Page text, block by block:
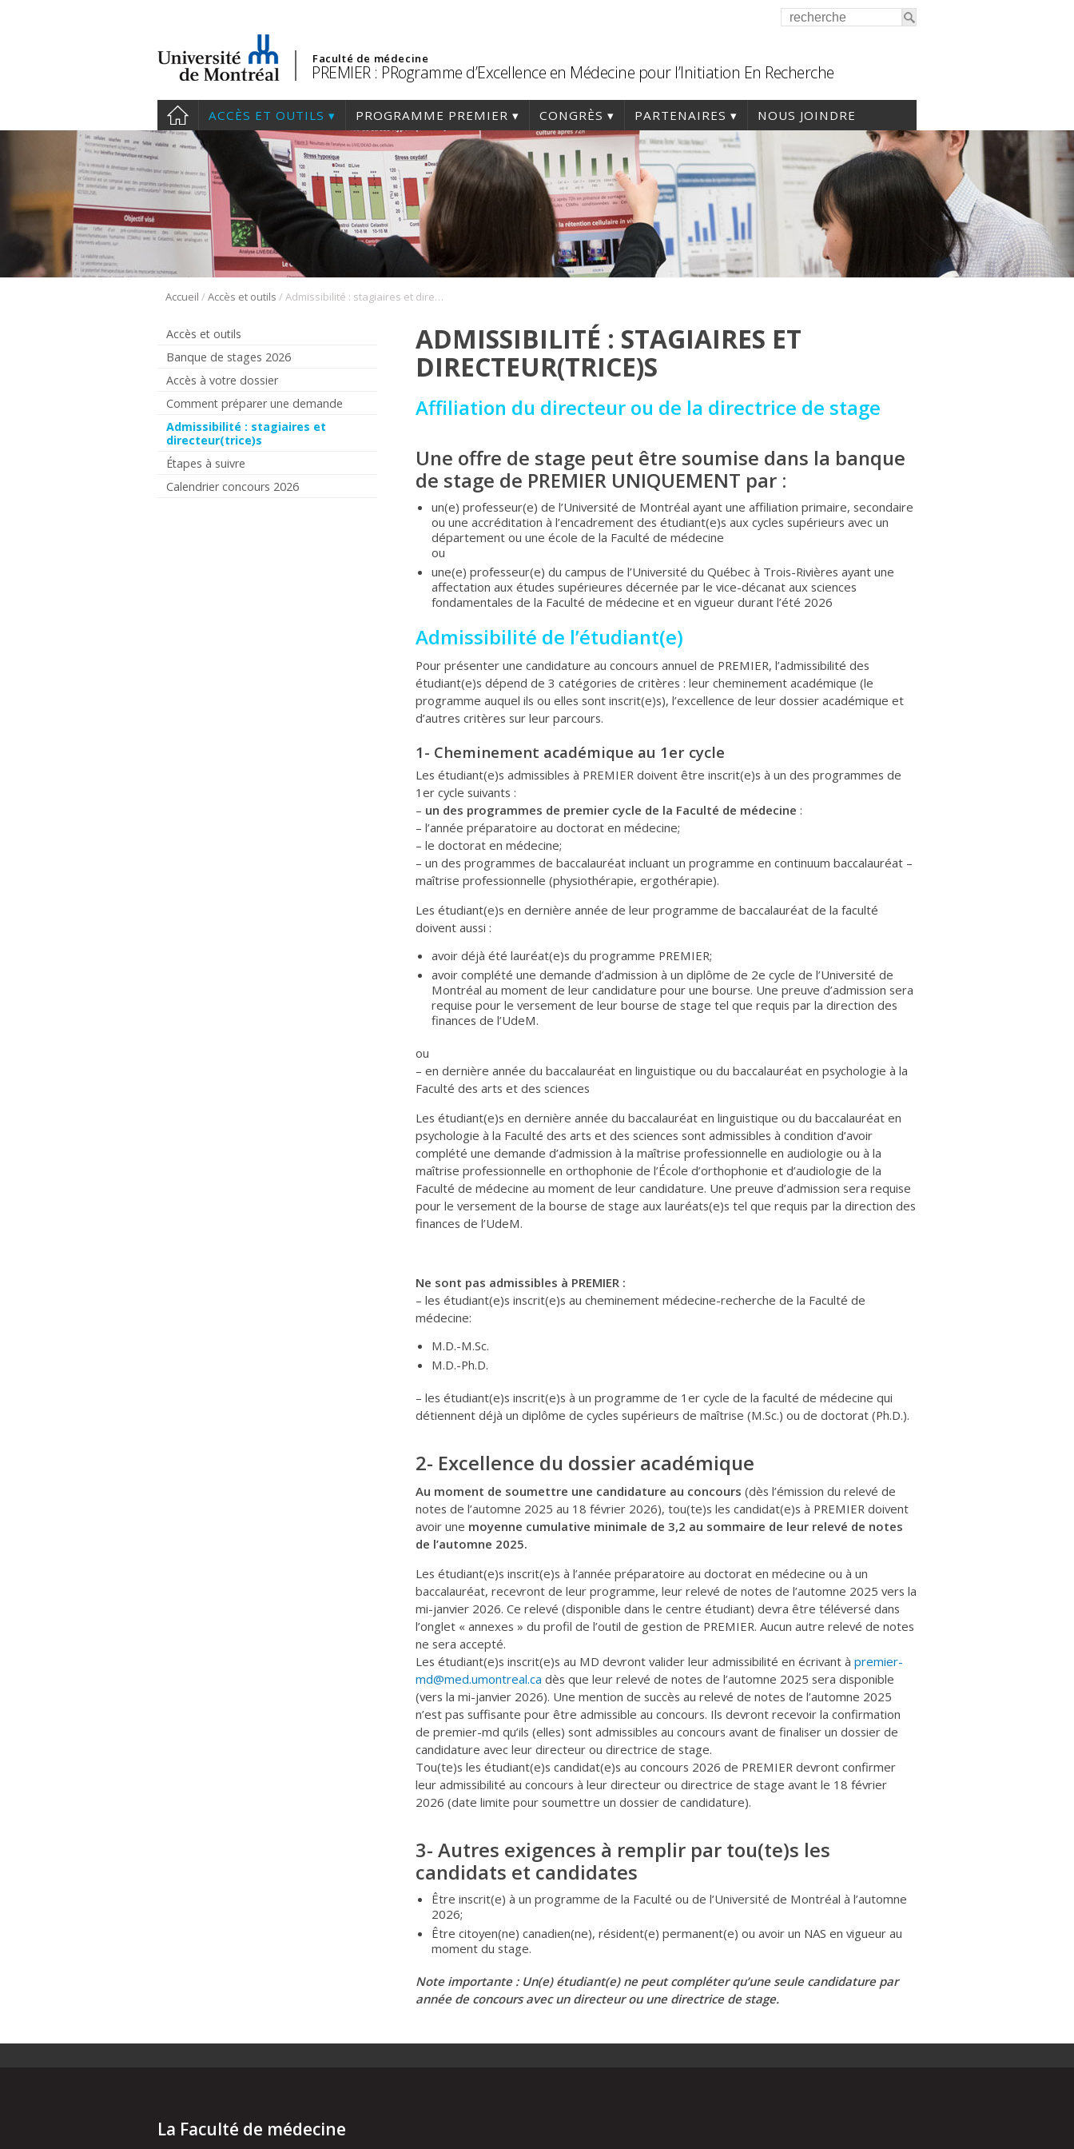
Faculté de médecine
PREMIER : PRogramme d’Excellence en Médecine pour l’Initiation En Recherche
ACCÈS ET OUTILS PROGRAMME PREMIER CONGRÈS PARTENAIRES NOUS JOINDRE
Accueil /Accès et outils / Admissibilité : stagiaires et directeur(trice)s
Accès et outils
Banque de stages 2026
Accès à votre dossier
Comment préparer une demande
Admissibilité : stagiaires et
directeur(trice)s
Étapes à suivre
Calendrier concours 2026
ADMISSIBILITÉ : STAGIAIRES ET
DIRECTEUR(TRICE)S
Affiliation du directeur ou de la directrice de stage
Une offre de stage peut être soumise dans la banque
de stage de PREMIER UNIQUEMENT par :
un(e) professeur(e) de l’Université de Montréal ayant une affiliation primaire, secondaire
ou une accréditation à l’encadrement des étudiant(e)s aux cycles supérieurs avec un
département ou une école de la Faculté de médecine
ou
une(e) professeur(e) du campus de l’Université du Québec à Trois-Rivières ayant une
affectation aux études supérieures décernée par le vice-décanat aux sciences
fondamentales de la Faculté de médecine et en vigueur durant l’été 2026
Admissibilité de l’étudiant(e)
Pour présenter une candidature au concours annuel de PREMIER, l’admissibilité des
étudiant(e)s dépend de 3 catégories de critères : leur cheminement académique (le
programme auquel ils ou elles sont inscrit(e)s), l’excellence de leur dossier académique et
d’autres critères sur leur parcours.
1- Cheminement académique au 1er cycle
Les étudiant(e)s admissibles à PREMIER doivent être inscrit(e)s à un des programmes de
1er cycle suivants :
– un des programmes de premier cycle de la Faculté de médecine :
– l’année préparatoire au doctorat en médecine;
– le doctorat en médecine;
– un des programmes de baccalauréat incluant un programme en continuum baccalauréat –
maîtrise professionnelle (physiothérapie, ergothérapie).
Les étudiant(e)s en dernière année de leur programme de baccalauréat de la faculté
doivent aussi :
avoir déjà été lauréat(e)s du programme PREMIER;
avoir complété une demande d’admission à un diplôme de 2e cycle de l’Université de
Montréal au moment de leur candidature pour une bourse. Une preuve d’admission sera
requise pour le versement de leur bourse de stage tel que requis par la direction des
finances de l’UdeM.
ou
– en dernière année du baccalauréat en linguistique ou du baccalauréat en psychologie à la
Faculté des arts et des sciences
Les étudiant(e)s en dernière année du baccalauréat en linguistique ou du baccalauréat en
psychologie à la Faculté des arts et des sciences sont admissibles à condition d’avoir
complété une demande d’admission à la maîtrise professionnelle en audiologie ou à la
maîtrise professionnelle en orthophonie de l’École d’orthophonie et d’audiologie de la
Faculté de médecine au moment de leur candidature. Une preuve d’admission sera requise
pour le versement de la bourse de stage aux lauréats(e)s tel que requis par la direction des
finances de l’UdeM.
Ne sont pas admissibles à PREMIER :
– les étudiant(e)s inscrit(e)s au cheminement médecine-recherche de la Faculté de
médecine:
M.D.-M.Sc.
M.D.-Ph.D.
– les étudiant(e)s inscrit(e)s à un programme de 1er cycle de la faculté de médecine qui
détiennent déjà un diplôme de cycles supérieurs de maîtrise (M.Sc.) ou de doctorat (Ph.D.).
2- Excellence du dossier académique
Au moment de soumettre une candidature au concours (dès l’émission du relevé de
notes de l’automne 2025 au 18 février 2026), tou(te)s les candidat(e)s à PREMIER doivent
avoir une moyenne cumulative minimale de 3,2 au sommaire de leur relevé de notes
de l’automne 2025.
Les étudiant(e)s inscrit(e)s à l’année préparatoire au doctorat en médecine ou à un
baccalauréat, recevront de leur programme, leur relevé de notes de l’automne 2025 vers la
mi-janvier 2026. Ce relevé (disponible dans le centre étudiant) devra être téléversé dans
l’onglet « annexes » du profil de l’outil de gestion de PREMIER. Aucun autre relevé de notes
ne sera accepté.
Les étudiant(e)s inscrit(e)s au MD devront valider leur admissibilité en écrivant à premier-
md@med.umontreal.ca dès que leur relevé de notes de l’automne 2025 sera disponible
(vers la mi-janvier 2026). Une mention de succès au relevé de notes de l’automne 2025
n’est pas suffisante pour être admissible au concours. Ils devront recevoir la confirmation
de premier-md qu’ils (elles) sont admissibles au concours avant de finaliser un dossier de
candidature avec leur directeur ou directrice de stage.
Tou(te)s les étudiant(e)s candidat(e)s au concours 2026 de PREMIER devront confirmer
leur admissibilité au concours à leur directeur ou directrice de stage avant le 18 février
2026 (date limite pour soumettre un dossier de candidature).
3- Autres exigences à remplir par tou(te)s les
candidats et candidates
Être inscrit(e) à un programme de la Faculté ou de l’Université de Montréal à l’automne
2026;
Être citoyen(ne) canadien(ne), résident(e) permanent(e) ou avoir un NAS en vigueur au
moment du stage.
Note importante : Un(e) étudiant(e) ne peut compléter qu’une seule candidature par
année de concours avec un directeur ou une directrice de stage.
La Faculté de médecine